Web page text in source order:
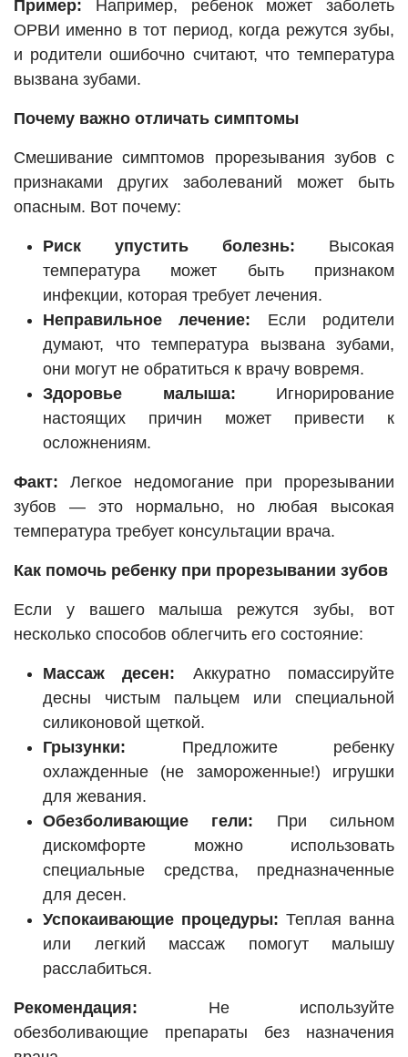
Пример: Например, ребенок может заболеть
ОРВИ именно в тот период, когда режутся зубы,
и родители ошибочно считают, что температура
вызвана зубами.
Почему важно отличать симптомы
Смешивание симптомов прорезывания зубов с
признаками других заболеваний может быть
опасным. Вот почему:
Риск упустить болезнь: Высокая
температура может быть признаком
инфекции, которая требует лечения.
Неправильное лечение: Если родители
думают, что температура вызвана зубами,
они могут не обратиться к врачу вовремя.
Здоровье малыша: Игнорирование
настоящих причин может привести к
осложнениям.
Факт: Легкое недомогание при прорезывании
зубов — это нормально, но любая высокая
температура требует консультации врача.
Как помочь ребенку при прорезывании зубов
Если у вашего малыша режутся зубы, вот
несколько способов облегчить его состояние:
Массаж десен: Аккуратно помассируйте
десны чистым пальцем или специальной
силиконовой щеткой.
Грызунки: Предложите ребенку
охлажденные (не замороженные!) игрушки
для жевания.
Обезболивающие гели: При сильном
дискомфорте можно использовать
специальные средства, предназначенные
для десен.
Успокаивающие процедуры: Теплая ванна
или легкий массаж помогут малышу
расслабиться.
Рекомендация: Не используйте
обезболивающие препараты без назначения